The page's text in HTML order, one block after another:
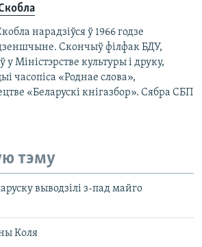
нарадзіўся ў 1966 годзе
Скончыў філфак БДУ,
у Міністэрстве культуры і друку,
часопіса «Роднае слова»,
«Беларускі кнігазбор». Сябра СБП
тэму
выводзілі з-пад майго
Коля